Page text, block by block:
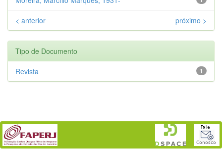
< anterior próximo >
Tipo de Documento
1
Revista